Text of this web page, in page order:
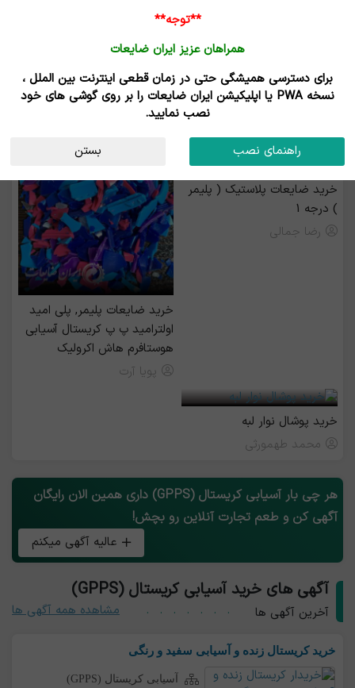
خرید و فروش کریستال آسیابی (GPPS)
خرید ضایعات پلاستیک ( پلیمر
) درجه 1
رضا جمالی
خرید ضايعات پليمر, پلی امید
اولترامید پ پ کریستال آسیابی
هوستافرم هاش اکرولیک
پویا آرت
خرید پوشال نوار لبه
محمد طهمورثی
هر چی بار آسیابی کریستال (GPPS) داری همین الان رایگان
آگهی کن و طعم تجارت آنلاین رو بچش!
عالیه آگهی میکنم
آگهی های خرید آسیابی کریستال (GPPS)
آخرین آگهی ها مشاهده همه آگهی ها
خرید کریستال زنده و آسیابی سفید و رنگی
آسیابی کریستال (GPPS)
**توجه**
همراهان عزیز ایران ضایعات
برای دسترسی همیشگی حتی در زمان قطعی اینترنت بین الملل ،
نسخه PWA یا اپلیکیشن ایران ضایعات را بر روی گوشی های خود
نصب نمایید.
راهنمای نصب بستن